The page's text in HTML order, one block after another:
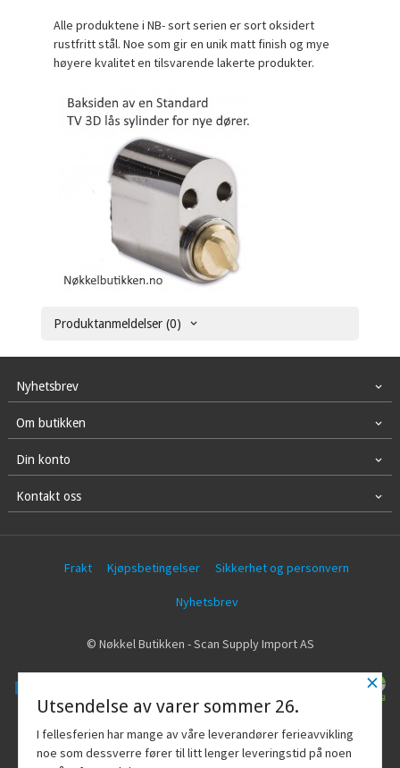
Alle produktene i NB- sort serien er sort oksidert
rustfritt stål. Noe som gir en unik matt finish og mye
høyere kvalitet en tilsvarende lakerte produkter.
Produktanmeldelser (0)
Nyhetsbrev
Om butikken
Din konto
Kontakt oss
Frakt Kjøpsbetingelser Sikkerhet og personvern
Nyhetsbrev
© Nøkkel Butikken - Scan Supply Import AS
Vår nettbutikk bruker cookies slik at du
får en bedre kjøpsopplevelse og vi kan
yte deg bedre service. Vi bruker cookies
×
Utsendelse av varer sommer 26.
I fellesferien har mange av våre leverandører ferieavvikling
noe som dessverre fører til litt lenger leveringstid på noen